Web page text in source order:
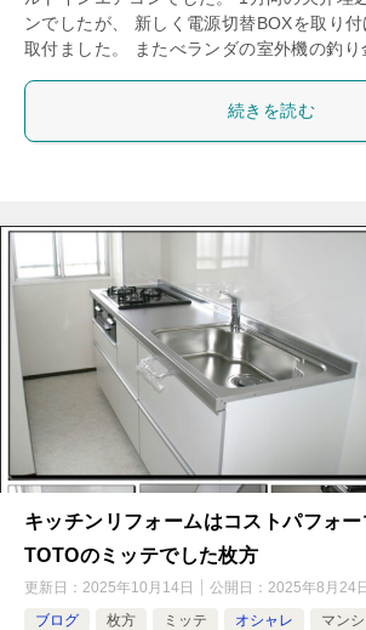
ンでしたが、 新しく電源切替BOXを取り付
取付ました。 またべランダの室外機の釣
続きを読む
キッチンリフォームはコストパフォ
TOTOのミッテでした枚方
更新日： 2025年10月14日 公開日： 2025年8月24日
ブログ
枚方 ミッテ オシャレ マン